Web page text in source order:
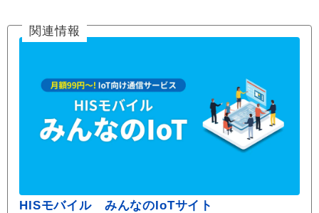
関連情報
HISモバイル みんなのIoTサイト